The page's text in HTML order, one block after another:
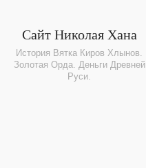
Сайт Николая Хана
История Вятка Киров Хлынов.
Золотая Орда. Деньги Древней
Руси.